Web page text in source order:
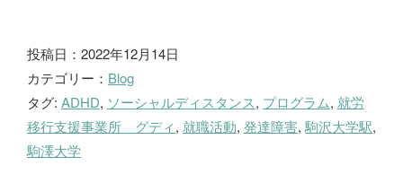
ブ
ロ
グ
投稿日：2022年12月14日
カテゴリー： Blog
タグ: ADHD, ソーシャルディスタンス, プログラム, 就労
移行支援事業所 グディ, 就職活動, 発達障害,駒沢大学駅,
駒澤大学